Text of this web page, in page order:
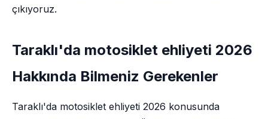
çıkıyoruz.
Taraklı'da motosiklet ehliyeti 2026
Hakkında Bilmeniz Gerekenler
Taraklı'da motosiklet ehliyeti 2026 konusunda